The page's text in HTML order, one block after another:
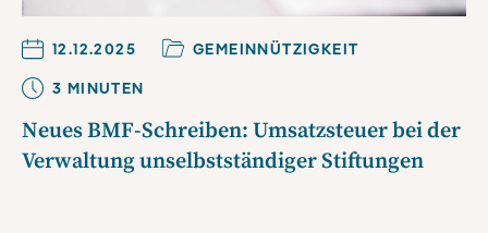
12.12.2025
GEMEINNÜTZIGKEIT
3 MINUTEN
Neues BMF-Schreiben: Umsatzsteuer bei der
Verwaltung unselbstständiger Stiftungen